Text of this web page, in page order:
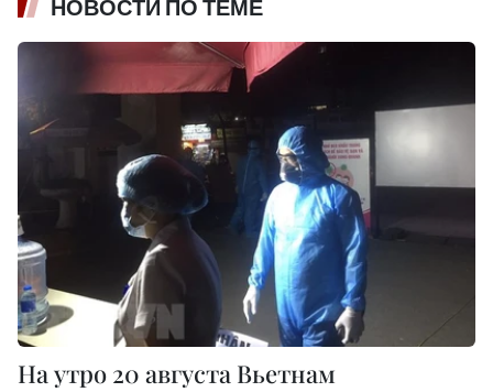
НОВОСТИ ПО ТЕМЕ
На утро 20 августа Вьетнам